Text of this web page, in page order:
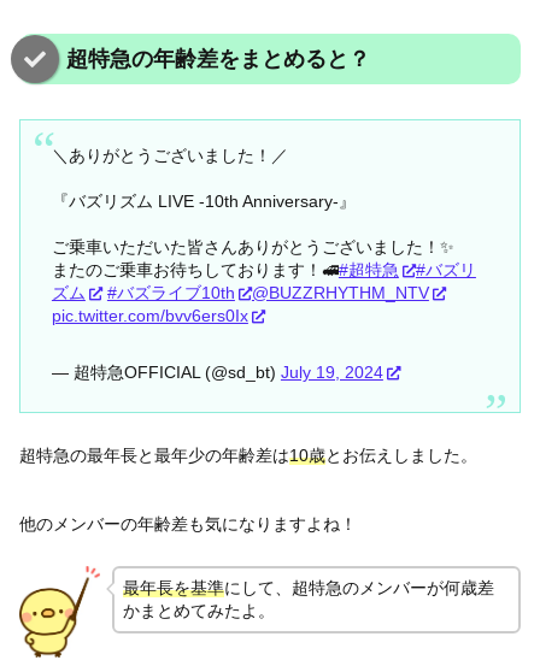
超特急の年齢差をまとめると？
＼ありがとうございました！／
『バズリズム LIVE -10th Anniversary-』
ご乗車いただいた皆さんありがとうございました！✨
またのご乗車お待ちしております！🚅#超特急
#バズリ
ズム
#バズライブ10th
@BUZZRHYTHM_NTV
pic.twitter.com/bvv6ers0Ix
— 超特急OFFICIAL (@sd_bt) July 19, 2024
超特急の最年長と最年少の年齢差は10歳とお伝えしました。
他のメンバーの年齢差も気になりますよね！
最年長を基準にして、超特急のメンバーが何歳差
かまとめてみたよ。